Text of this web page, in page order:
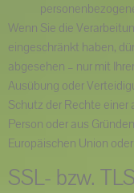
Wenn Sie die
eingeschränkt haben,
abgesehen – nur mit
Ausübung oder
Schutz der Rechte
Person oder aus
Europäischen Union
SSL- bzw.